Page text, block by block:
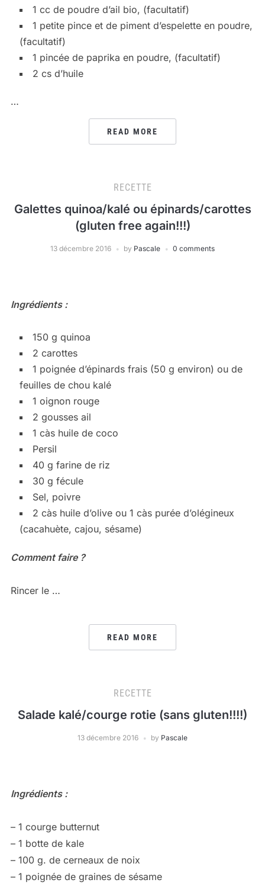
1 cc de poudre d’ail bio, (facultatif)
1 petite pince et de piment d’espelette en poudre,
(facultatif)
1 pincée de paprika en poudre, (facultatif)
2 cs d’huile
…
READ MORE
RECETTE
Galettes quinoa/kalé ou épinards/carottes
(gluten free again!!!)
13 décembre 2016 by Pascale 0 comments
Ingrédients :
150 g quinoa
2 carottes
1 poignée d’épinards frais (50 g environ) ou de
feuilles de chou kalé
1 oignon rouge
2 gousses ail
1 càs huile de coco
Persil
40 g farine de riz
30 g fécule
Sel, poivre
2 càs huile d’olive ou 1 càs purée d’olégineux
(cacahuète, cajou, sésame)
Comment faire ?
Rincer le …
READ MORE
RECETTE
Salade kalé/courge rotie (sans gluten!!!!)
13 décembre 2016 by Pascale
Ingrédients :
– 1 courge butternut
– 1 botte de kale
– 100 g. de cerneaux de noix
– 1 poignée de graines de sésame